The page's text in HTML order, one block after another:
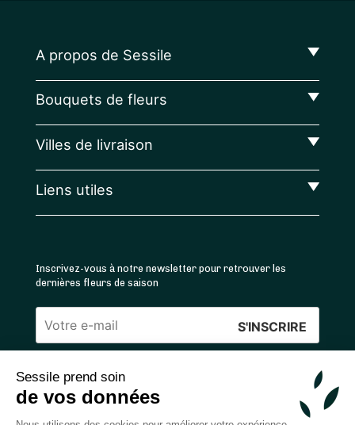
Sessile prend soin
de vos données
A propos de Sessile
Bouquets de fleurs
Villes de livraison
Liens utiles
Inscrivez-vous à notre newsletter pour retrouver les
dernières fleurs de saison
Veuillez
ce
champ
4.4 /5 ⭐ | 120 000+ bouquets livrés |
Achats 100% sécurisés